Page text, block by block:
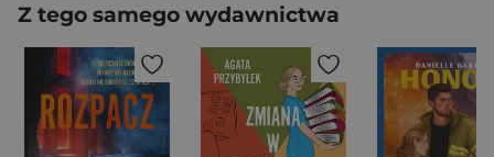
Z tego samego wydawnictwa